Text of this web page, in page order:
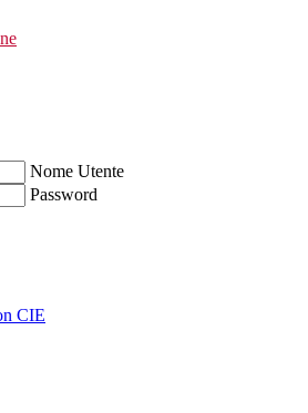
Nome Utente
Password
CIE